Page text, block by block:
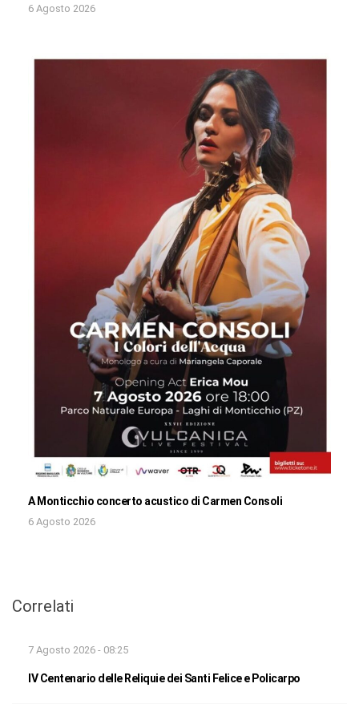
6 Agosto 2026
A Monticchio concerto acustico di Carmen Consoli
6 Agosto 2026
Correlati
7 Agosto 2026 - 08:25
IV Centenario delle Reliquie dei Santi Felice e Policarpo